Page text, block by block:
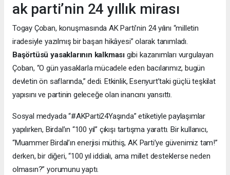
ak parti’nin 24 yıllık mirası
Togay Çoban, konuşmasında AK Parti’nin 24 yılını “milletin
iradesiyle yazılmış bir başarı hikâyesi” olarak tanımladı.
Başörtüsü yasaklarının kalkması gibi kazanımları vurgulayan
Çoban, “O gün yasaklarla mücadele eden bacılarımız, bugün
devletin ön saflarında,” dedi. Etkinlik, Esenyurt’taki güçlü teşkilat
yapısını ve partinin geleceğe olan inancını yansıttı.
Sosyal medyada “#AKParti24Yaşında” etiketiyle paylaşımlar
yapılırken, Birdal’ın “100 yıl” çıkışı tartışma yarattı. Bir kullanıcı,
“Muammer Birdal’ın enerjisi müthiş, AK Parti’ye güvenimiz tam!”
derken, bir diğeri, “100 yıl iddialı, ama millet desteklerse neden
olmasın?” yorumunu yaptı.